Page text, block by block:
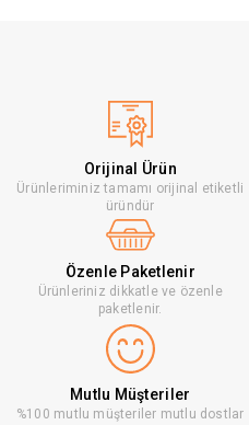
Orijinal Ürün
Ürünleriminiz tamamı orijinal etiketli
üründür
Özenle Paketlenir
Ürünleriniz dikkatle ve özenle
paketlenir.
Mutlu Müşteriler
%100 mutlu müşteriler mutlu dostlar